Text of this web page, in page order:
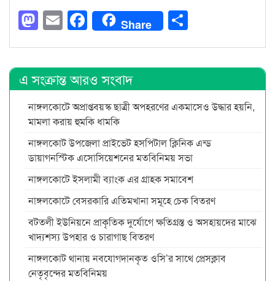
Mastodon
EmailFacebook
Share
এ সংক্রান্ত আরও সংবাদ
নাঙ্গলকোটে অপ্রাপ্তবয়স্ক ছাত্রী অপহরণের একমাসেও উদ্ধার হয়নি,
মামলা করায় হুমকি ধামকি
নাঙ্গলকোট উপজেলা প্রাইভেট হসপিটাল ক্লিনিক এন্ড
ডায়াগনস্টিক এসোসিয়েশনের মতবিনিময় সভা
নাঙ্গলকোটে ইসলামী ব্যাংক এর গ্রাহক সমাবেশ
নাঙ্গলকোটে বেসরকারি এতিমখানা সমূহে চেক বিতরণ
বটতলী ইউনিয়নে প্রাকৃতিক দুর্যোগে ক্ষতিগ্রস্ত ও অসহায়দের মাঝে
খাদ্যশস্য উপহার ও চারাগাছ বিতরণ
নাঙ্গলকোট থানায় নবযোগদানকৃত ওসি’র সাথে প্রেসক্লাব
নেতৃবৃন্দের মতবিনিময়